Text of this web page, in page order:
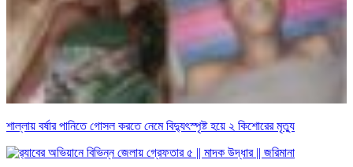
শাল্লায় বর্ষার পানিতে গোসল করতে নেমে বিদ্যুৎস্পৃষ্ট হয়ে ২ কিশোরের মৃত্যু